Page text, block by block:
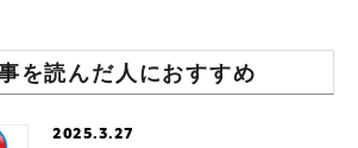
を読んだ人におすすめ
2025.3.27